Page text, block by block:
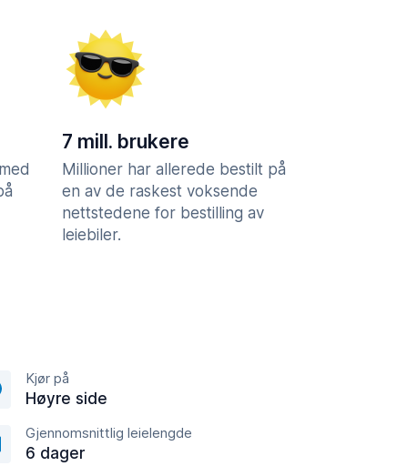
7 mill. brukere
Millioner har allerede bestilt på
en av de raskest voksende
nettstedene for bestilling av
leiebiler.
Kjør på
Høyre side
Gjennomsnittlig leielengde
6 dager